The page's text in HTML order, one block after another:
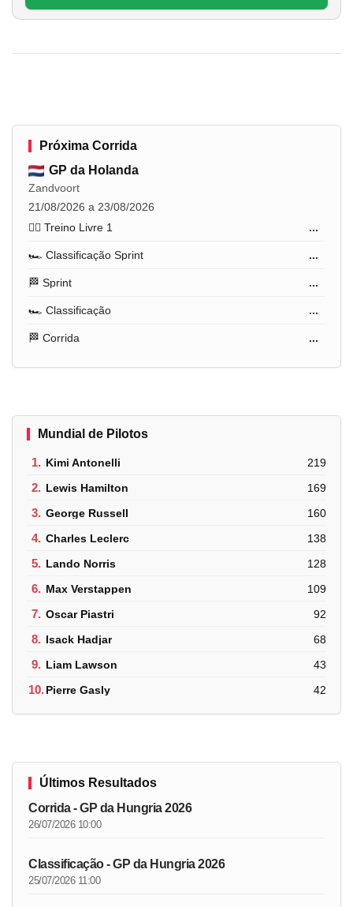
Próxima Corrida
GP da Holanda
Zandvoort
21/08/2026 a 23/08/2026
🏋️‍♂️ Treino Livre 1
...
🏎️ Classificação Sprint ...
🏁 Sprint ...
🏎️ Classificação ...
🏁 Corrida ...
Mundial de Pilotos
1. Kimi Antonelli 219
2. Lewis Hamilton 169
3. George Russell 160
4. Charles Leclerc 138
5. Lando Norris 128
6. Max Verstappen 109
7. Oscar Piastri 92
8. Isack Hadjar 68
9. Liam Lawson 43
10.Pierre Gasly 42
Últimos Resultados
Corrida - GP da Hungria 2026
26/07/2026 10:00
Classificação - GP da Hungria 2026
25/07/2026 11:00